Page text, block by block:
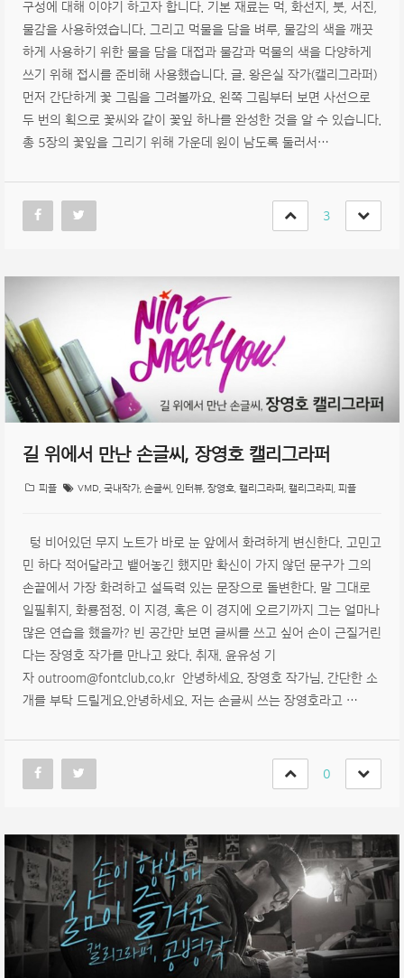
구성에 대해 이야기 하고자 합니다. 기본 재료는 먹, 화선지, 붓, 서진,
물감을 사용하였습니다. 그리고 먹물을 담을 벼루, 물감의 색을 깨끗
하게 사용하기 위한 물을 담을 대접과 물감과 먹물의 색을 다양하게
쓰기 위해 접시를 준비해 사용했습니다. 글. 왕은실 작가(캘리그라퍼)
먼저 간단하게 꽃 그림을 그려볼까요. 왼쪽 그림부터 보면 사선으로
두 번의 획으로 꽃씨와 같이 꽃잎 하나를 완성한 것을 알 수 있습니다.
총 5장의 꽃잎을 그리기 위해 가운데 원이 남도록 둘러서…
3
길 위에서 만난 손글씨, 장영호 캘리그라퍼
피플 VMD 국내작가 손글씨 인터뷰 장영호 캘리그라퍼 캘리그라피 피플
텅 비어있던 무지 노트가 바로 눈 앞에서 화려하게 변신한다. 고민고
민 하다 적어달라고 뱉어놓긴 했지만 확신이 가지 않던 문구가 그의
손끝에서 가장 화려하고 설득력 있는 문장으로 돌변한다. 말 그대로
일필휘지, 화룡점정. 이 지경, 혹은 이 경지에 오르기까지 그는 얼마나
많은 연습을 했을까? 빈 공간만 보면 글씨를 쓰고 싶어 손이 근질거린
다는 장영호 작가를 만나고 왔다. 취재. 윤유성 기
자 outroom@fontclub.co.kr 안녕하세요. 장영호 작가님. 간단한 소
개를 부탁 드릴게요.안녕하세요. 저는 손글씨 쓰는 장영호라고 …
0